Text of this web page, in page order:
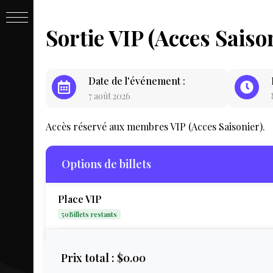
PASSE
&
BILLET
LIVE
Sortie VIP (Acces
Date de l'événement :
7 août 2026
Accès réservé aux membres VIP (Acces Saisonier).
Options de billets
Place VIP
50Billets restants
Prix total : $0.00